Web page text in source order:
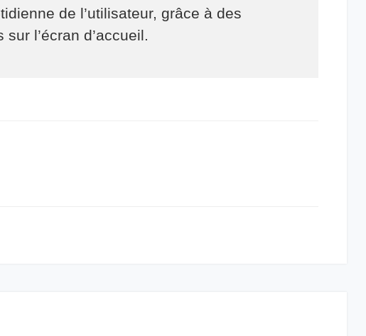
de l’utilisateur, grâce à des
l’écran d’accueil.